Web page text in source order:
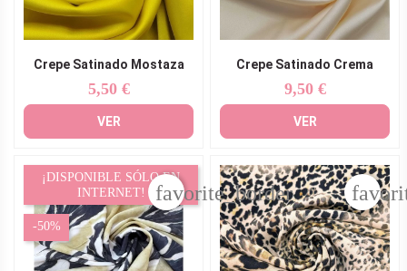
Crepe Satinado Mostaza
Precio
5,50 €
VER
Crepe Satinado Crema
Precio
9,50 €
VER
¡DISPONIBLE SÓLO EN
INTERNET!
-50%
favorite_border